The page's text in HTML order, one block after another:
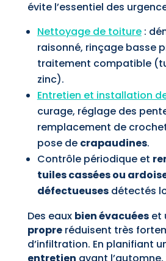
évite l’essentiel des
Nettoyage de toiture:
raisonné, rinçage basse
traitement compatible
zinc).
Entretien et installation
curage, réglage des
remplacement de
pose de crapaudines.
Contrôle périodique et
tuiles cassées ou
défectueusesdétectés
Des eaux bien évacuéeset
propreréduisent très
d’infiltration. En planifiant